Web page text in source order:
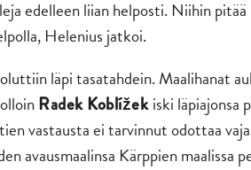
edelleen liian helposti. Niihin
Helenius jatkoi.
läpi tasatahdein. Maalihanat
Radek Koblížekiski läpiajonsa
vastausta ei tarvinnut odottaa
avausmaalinsa Kärppien maalissa